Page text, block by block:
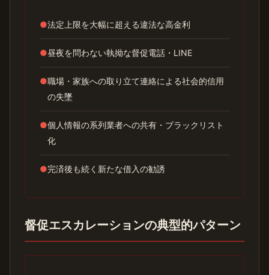
●法定上限を大幅に超える違法な高金利
●昼夜を問わない執拗な督促電話・LINE
●職場・家族への取り立て連絡による社会的信用
の失墜
●個人情報の系列業者への共有・ブラックリスト
化
●完済後も続く新たな借入の勧誘
督促エスカレーションの典型的パターン